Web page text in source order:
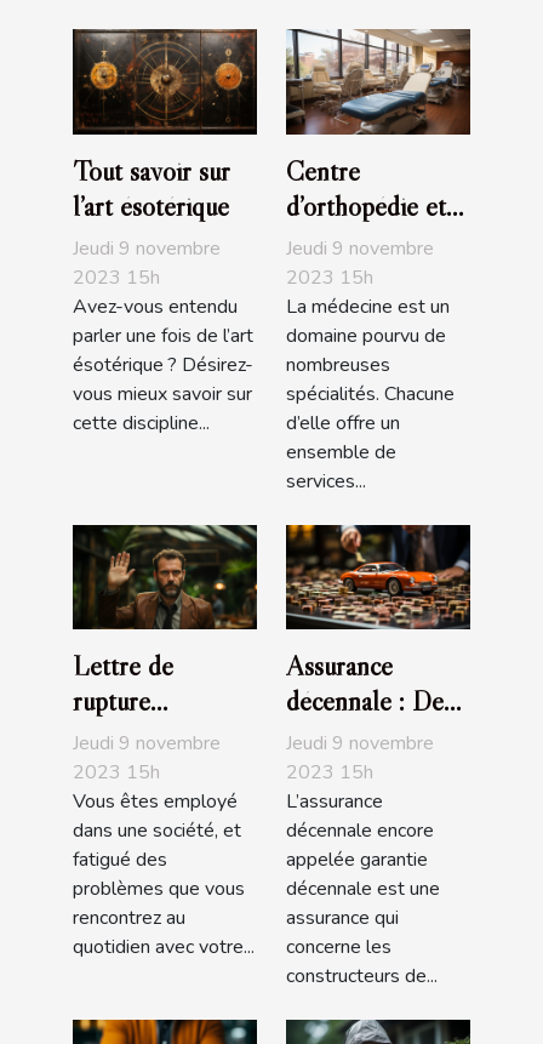
Tout savoir sur
l’art ésotérique
Jeudi 9 novembre
2023 15h
Avez-vous entendu
parler une fois de l’art
ésotérique ? Désirez-
vous mieux savoir sur
cette discipline...
Centre
d’orthopédie et
de podologie
Ortho Center
Jeudi 9 novembre
2023 15h
La médecine est un
domaine pourvu de
nombreuses
spécialités. Chacune
d’elle offre un
ensemble de
services...
Lettre de
rupture
conventionnelle :
que faut-il
savoir ?
Jeudi 9 novembre
2023 15h
Vous êtes employé
dans une société, et
fatigué des
problèmes que vous
rencontrez au
quotidien avec votre...
Assurance
décennale : De
quoi s’agit-il ?
Jeudi 9 novembre
2023 15h
L’assurance
décennale encore
appelée garantie
décennale est une
assurance qui
concerne les
constructeurs de...